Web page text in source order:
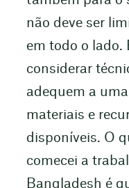
não deve ser
em todo o lado.
considerar
adequem a
materiais e
disponíveis. O
comecei a
Bangladesh é